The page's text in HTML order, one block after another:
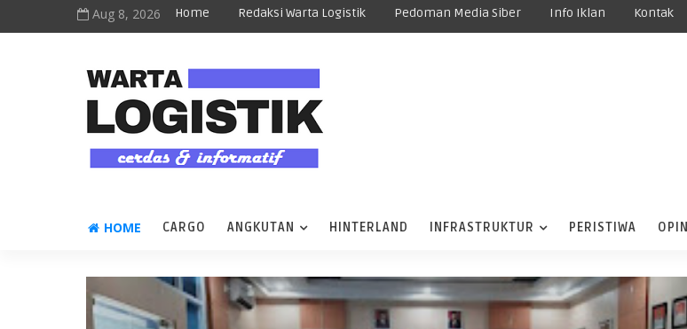
Aug 8, 2026 Home Redaksi Warta Logistik Pedoman Media Siber Info Iklan Kontak
HOME CARGO ANGKUTAN HINTERLAND INFRASTRUKTUR PERISTIWA OPINI